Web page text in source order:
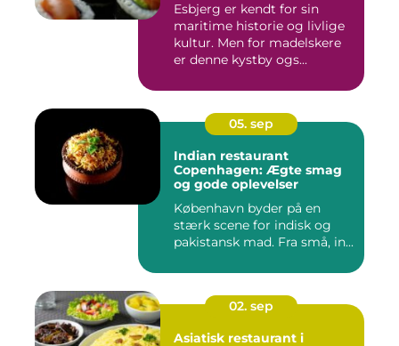
Esbjerg er kendt for sin
maritime historie og livlige
kultur. Men for madelskere
er denne kystby ogs...
05. sep
Indian restaurant
Copenhagen: Ægte smag
og gode oplevelser
København byder på en
stærk scene for indisk og
pakistansk mad. Fra små, in...
02. sep
Asiatisk restaurant i